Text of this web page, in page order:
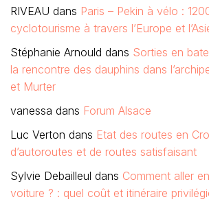
RIVEAU dans Paris – Pekin à vélo :
cyclotourisme à travers l’Europe et
Stéphanie Arnould dans Sorties en
la rencontre des dauphins dans
et Murter
vanessa dans Forum Alsace
Luc Verton dans Etat des routes en
d’autoroutes et de routes satisfaisant
Sylvie Debailleul dans Comment aller
voiture ? : quel coût et itinéraire